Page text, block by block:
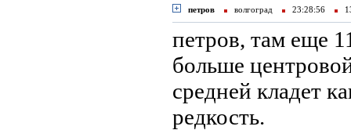
петров волгоград 23:28:56
петров, там еще
больше
средней кладет
редкость.